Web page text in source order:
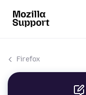
Firefox